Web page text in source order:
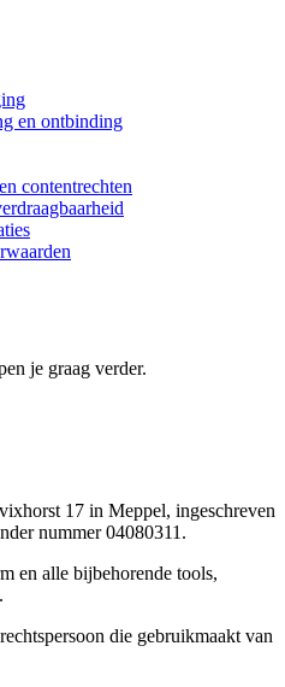
en ontbinding
contentrechten
je graag verder.
17 in Meppel, ingeschreven
nummer 04080311.
en alle bijbehorende tools,
die gebruikmaakt van